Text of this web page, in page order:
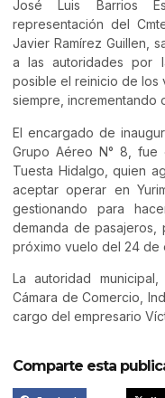
José Luis Barrios
representación del
Javier Ramírez Guillen,
a las autoridades por
posible el reinicio de los
siempre, incrementando
El encargado de
Grupo Aéreo N° 8, fue
Tuesta Hidalgo, quien
aceptar operar en
gestionando para
demanda de pasajeros,
próximo vuelo del 24 de
La autoridad
Cámara de Comercio,
cargo del empresario
Comparte esta